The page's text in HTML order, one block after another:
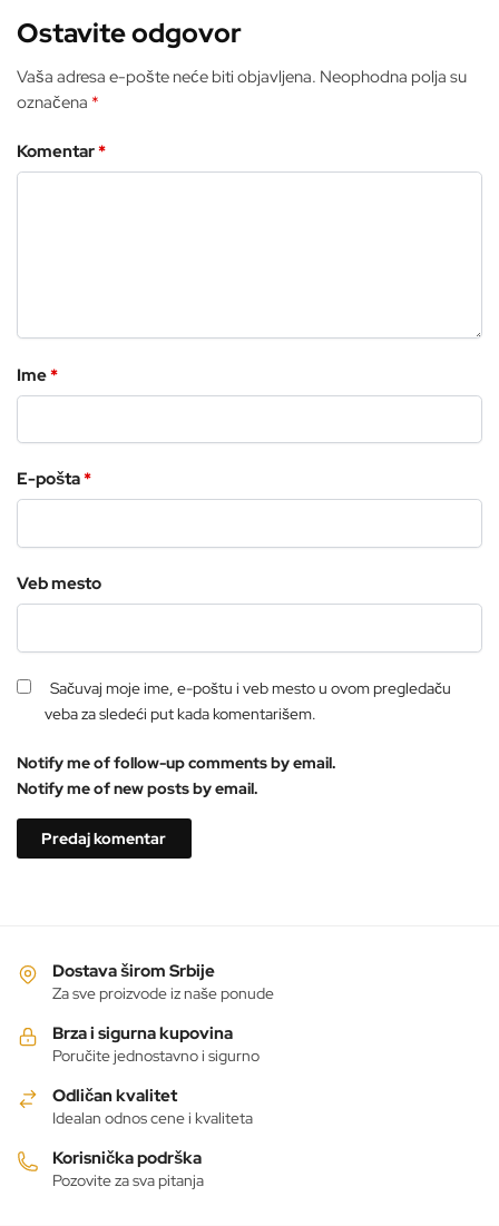
Ostavite odgovor
Vaša adresa e-pošte neće biti objavljena. Neophodna polja su
označena *
Komentar*
Ime*
E-pošta*
Veb mesto
Sačuvaj moje ime, e-poštu i veb mesto u ovom pregledaču
veba za sledeći put kada komentarišem.
Notify me of follow-up comments by email.
Notify me of new posts by email.
Dostava širom Srbije
Za sve proizvode iz naše ponude
Brza i sigurna kupovina
Poručite jednostavno i sigurno
Odličan kvalitet
Idealan odnos cene i kvaliteta
Korisnička podrška
Pozovite za sva pitanja